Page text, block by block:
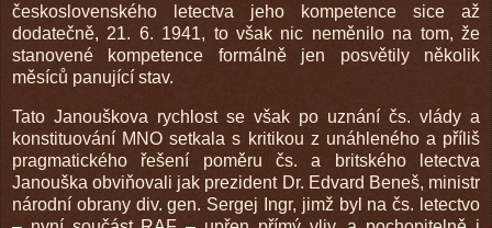
československého letectva jeho kompetence sice až
dodatečně, 21. 6. 1941, to však nic neměnilo na tom, že
stanovené kompetence formálně jen posvětily několik
měsíců panující stav.
Tato Janouškova rychlost se však po uznání čs. vlády a
konstituování MNO setkala s kritikou z unáhleného a příliš
pragmatického řešení poměru čs. a britského letectva
Janouška obviňovali jak prezident Dr. Edvard Beneš, ministr
národní obrany div. gen. Sergej Ingr, jimž byl na čs. letectvo